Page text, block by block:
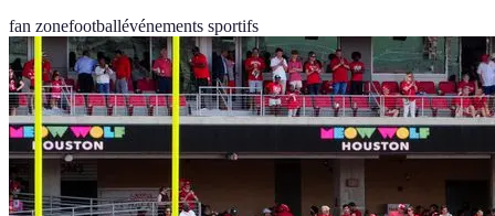
fan zonefootballévénements sportifs